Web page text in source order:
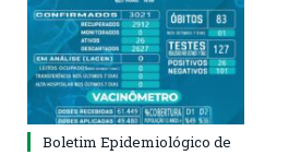
Boletim Epidemiológico de